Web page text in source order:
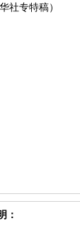
社专特稿）
：